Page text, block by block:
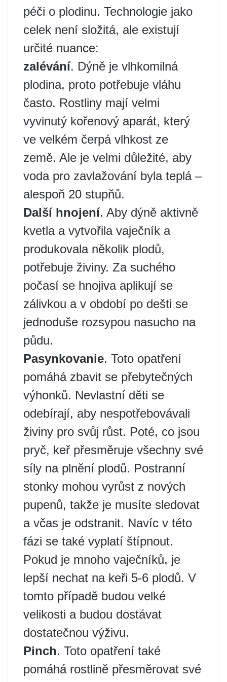
péči o plodinu. Technologie jako
celek není složitá, ale existují
určité nuance:
zalévání. Dýně je vlhkomilná
plodina, proto potřebuje vláhu
často. Rostliny mají velmi
vyvinutý kořenový aparát, který
ve velkém čerpá vlhkost ze
země. Ale je velmi důležité, aby
voda pro zavlažování byla teplá –
alespoň 20 stupňů.
Další hnojení. Aby dýně aktivně
kvetla a vytvořila vaječník a
produkovala několik plodů,
potřebuje živiny. Za suchého
počasí se hnojiva aplikují se
zálivkou a v období po dešti se
jednoduše rozsypou nasucho na
půdu.
Pasynkovanie. Toto opatření
pomáhá zbavit se přebytečných
výhonků. Nevlastní děti se
odebírají, aby nespotřebovávali
živiny pro svůj růst. Poté, co jsou
pryč, keř přesměruje všechny své
síly na plnění plodů. Postranní
stonky mohou vyrůst z nových
pupenů, takže je musíte sledovat
a včas je odstranit. Navíc v této
fázi se také vyplatí štípnout.
Pokud je mnoho vaječníků, je
lepší nechat na keři 5-6 plodů. V
tomto případě budou velké
velikosti a budou dostávat
dostatečnou výživu.
Pinch. Toto opatření také
pomáhá rostlině přesměrovat své